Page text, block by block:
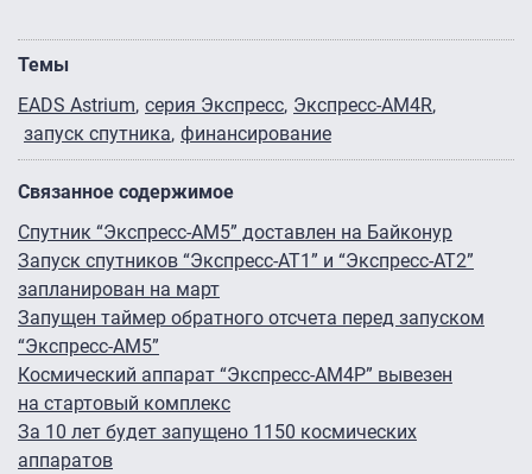
Темы
EADS Astrium серия Экспресс Экспресс-АМ4R
запуск спутника финансирование
Связанное содержимое
Спутник “Экспресс-АМ5” доставлен на Байконур
Запуск спутников “Экспресс-АТ1” и “Экспресс-АТ2”
запланирован на март
Запущен таймер обратного отсчета перед запуском
“Экспресс-АМ5”
Космический аппарат “Экспресс-АМ4Р” вывезен
на стартовый комплекс
За 10 лет будет запущено 1150 космических
аппаратов